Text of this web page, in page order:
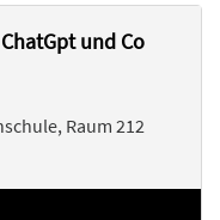
und Co
Raum 212